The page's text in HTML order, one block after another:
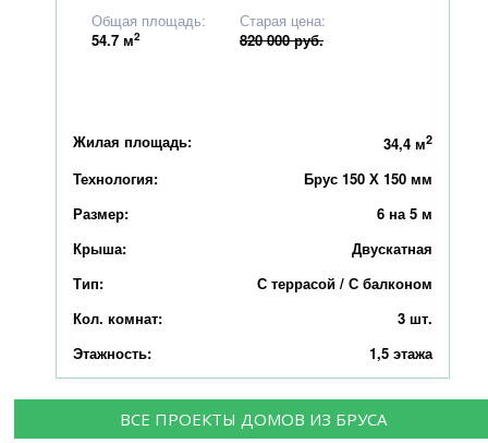
Старая цена:
820 000 руб.
Общая площадь:
54.7 м2
Жилая площадь: 34,4 м2
Технология:
Брус 150 Х 150 мм
Размер:
6 на 5 м
Крыша:
Двускатная
Тип:
С террасой / С балконом
Кол. комнат:
3 шт.
Этажность:
1,5 этажа
ВСЕ ПРОЕКТЫ ДОМОВ ИЗ БРУСА